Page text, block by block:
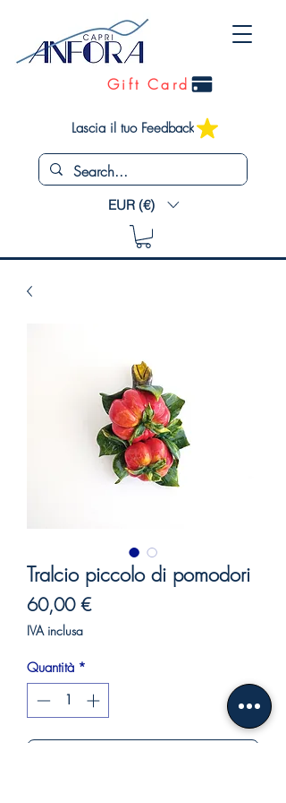
Gift Card
Lascia il tuo Feedback
EUR (€)
Tralcio piccolo di pomodori
60,00 €Prezzo
IVA inclusa
Quantità *